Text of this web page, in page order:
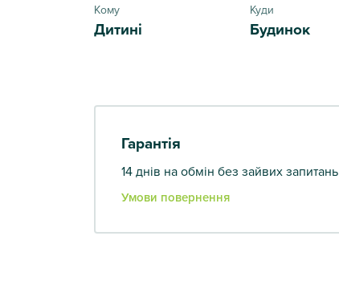
Кому
Дитині
Куди
Будинок
Гарантія
14 днів на обмін без зайвих запитань
Умови повернення